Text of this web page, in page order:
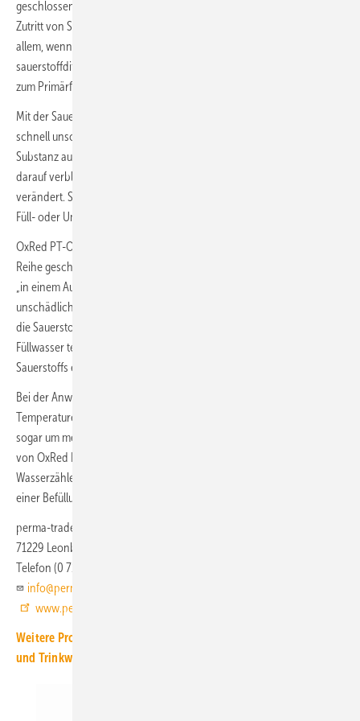
geschlossenen Anlagen ausgehen, bei denen kein nennenswerter
Zutritt von Sauerstoff erfolgen kann. Im Gebäudebestand jedoch, vor
allem, wenn sich ältere Fußbodenheizungen als nicht mehr
sauerstoffdiffusionsdicht herausstellen, wird der Sauerstoff durchaus
zum Primärfaktor für Korrosion.
Mit der Sauerstoffzehrpatrone OxRed PT-OR lässt sich dieser künftig
schnell unschädlich machen. Sie enthält eine sauerstoffzehrende
Substanz auf einem Trägermaterial, die auch nach der Oxidation
darauf verbleibt und so die Wasserqualität nicht nennenswert
verändert. So lässt sich mit OxRed PT-OR gelöster Sauerstoff aus dem
Füll- oder Umlaufwasser „herausfiltern“.
OxRed PT-OR kann mit einer permasoft Entmineralisierungseinheit in
Reihe geschaltet werden. So lassen sich mit wenig Aufwand praktisch
„in einem Aufwasch“ gleich alle drei Korrosionstreiber auf einmal
unschädlich machen. Wird eine Heizanlage mit kaltem Wasser über
die Sauerstoffzehrpatrone OxRed PT-OR neu befüllt, können dem
Füllwasser temperaturabhängig direkt 80 bis 90 % des vorhandenen
Sauerstoffs entzogen werden.
Bei der Anwendung im Kreislaufbetrieb in Verbindung mit
Temperaturen über 40 °C kann OxRed PT-OR den Sauerstoffgehalt
sogar um mehr als 99 % reduzieren. Die genauen Durchflussmengen
von OxRed PT-OR lassen sich über einen elektronischen
Wasserzähler erfassen. Die Kapazität einer Sauerstoffzehrpatrone bei
einer Befüllung mit Trinkwasser beträgt ca. 8000 l.
perma-trade
71229 Leonberg
Telefon (0 71 52) 93 91 90
info@perma-trade.de
www.perma-trade.de
Weitere Produkt-Meldungen zum Thema Wasseraufbereitung
und Trinkwasserhygiene